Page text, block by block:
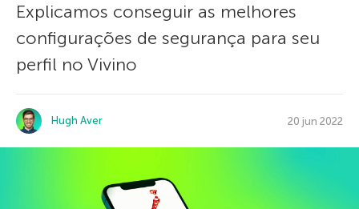
Explicamos conseguir as melhores
configurações de segurança para seu
perfil no Vivino
Hugh Aver 20 jun 2022